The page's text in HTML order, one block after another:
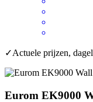
✓Actuele prijzen,
Eurom EK9000